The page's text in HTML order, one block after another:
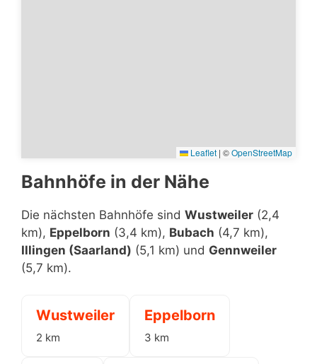
Leaflet | ©OpenStreetMap
Bahnhöfe in der Nähe
Die nächsten Bahnhöfe sind Wustweiler (2,4
km), Eppelborn (3,4 km), Bubach (4,7 km),
Illingen (Saarland) (5,1 km) und Gennweiler
(5,7 km).
Wustweiler
2 km
Eppelborn
3 km